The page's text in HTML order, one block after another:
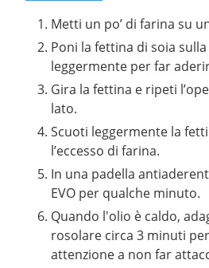
Metti un po’ di farina su
Poni la fettina di soia
leggermente per far
Gira la fettina e ripeti
lato.
Scuoti leggermente la
l’eccesso di farina.
In una padella
EVO per qualche minuto.
Quando l'olio è caldo,
rosolare circa 3 minuti
attenzione a non far